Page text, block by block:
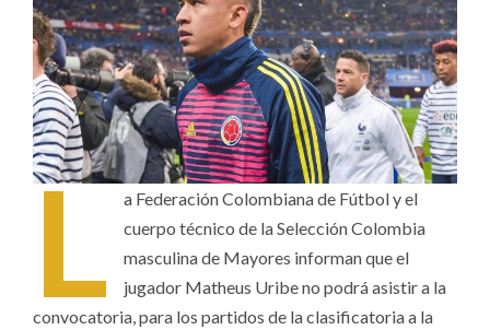
L
a Federación Colombiana de Fútbol y el
cuerpo técnico de la Selección Colombia
masculina de Mayores informan que el
jugador Matheus Uribe no podrá asistir a la
convocatoria, para los partidos de la clasificatoria a la